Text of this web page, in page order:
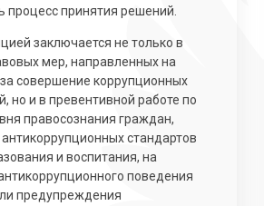
процесс принятия решений.
заключается не только в
мер, направленных на
совершение коррупционных
но и в превентивной работе по
правосознания граждан,
стандартов
и воспитания, на
поведения
предупреждения